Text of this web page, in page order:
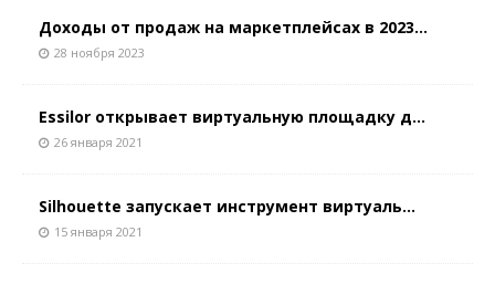
Доходы от продаж на маркетплейсах в 2023...
28 ноября 2023
Essilor открывает виртуальную площадку д...
26 января 2021
Silhouette запускает инструмент виртуаль...
15 января 2021